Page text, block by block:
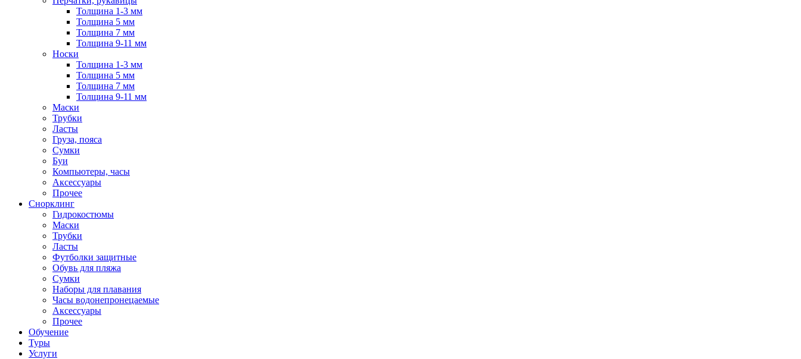
Толщина 1-3 мм
Толщина 5 мм
Толщина 7 мм
Толщина 9-11 мм
Носки
Толщина 1-3 мм
Толщина 5 мм
Толщина 7 мм
Толщина 9-11 мм
Маски
Трубки
Ласты
Груза, пояса
Сумки
Буи
Компьютеры, часы
Аксессуары
Прочее
Снорклинг
Гидрокостюмы
Маски
Трубки
Ласты
Футболки защитные
Обувь для пляжа
Сумки
Наборы для плавания
Часы водонепронецаемые
Аксессуары
Прочее
Обучение
Туры
Услуги